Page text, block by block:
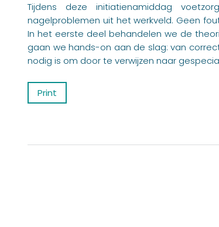
Tijdens deze initiatienamiddag
nagelproblemen uit het werkveld. Geen
In het eerste deel behandelen we de
gaan we hands-on aan de slag: van
nodig is om door te verwijzen naar
Print